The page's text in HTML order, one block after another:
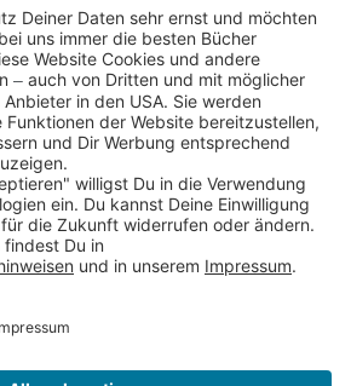
(Affiliate)
ab 9,00 € Bestellwert innerhalb
innerhalb Deutschlands
GmbH, Blumenstraße 36, D-70182